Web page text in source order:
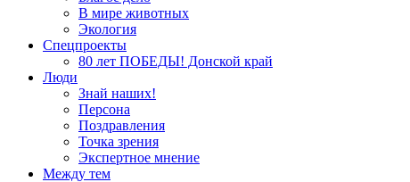
В мире животных
Экология
Спецпроекты
80 лет ПОБЕДЫ! Донской край
Люди
Знай наших!
Персона
Поздравления
Точка зрения
Экспертное мнение
Между тем